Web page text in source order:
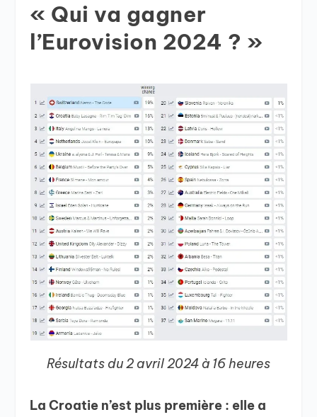
« Qui va gagner
l’Eurovision 2024 ? »
Résultats du 2 avril 2024 à 16 heures
La Croatie n’est plus première : elle a